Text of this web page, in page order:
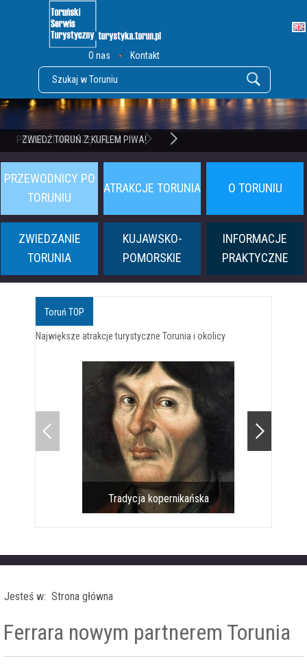
O nas Kontakt
ZWIEDŹ TORUŃ Z KUFLEM PIWA!
POZNAJ TWIERDZĘ TORUŃ
PRZEWODNICY PO
TORUNIU
ATRAKCJE TORUNIA O TORUNIU
ZWIEDZANIE
TORUNIA
KUJAWSKO-
POMORSKIE
INFORMACJE
PRAKTYCZNE
Toruń TOP
Największe atrakcje turystyczne Torunia i okolicy
Tradycja kopernikańska
Jesteś w: Strona główna
Ferrara nowym partnerem Torunia